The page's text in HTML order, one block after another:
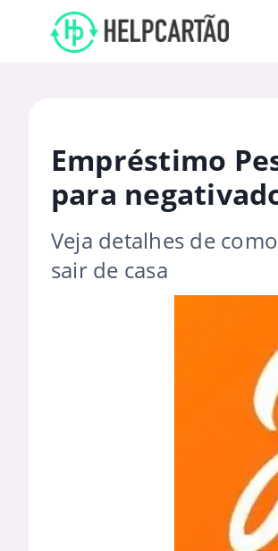
Empréstimo
para
Veja detalhes de
sair de casa